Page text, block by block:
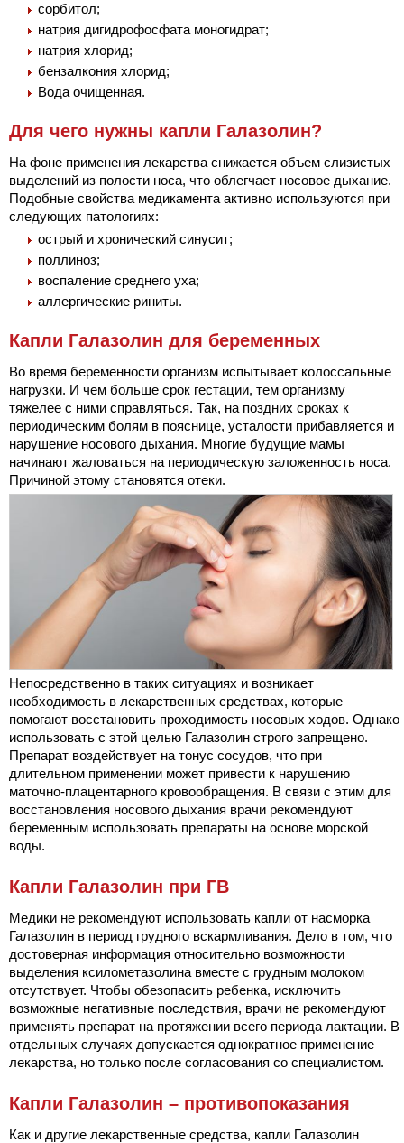
сорбитол;
натрия дигидрофосфата моногидрат;
натрия хлорид;
бензалкония хлорид;
Вода очищенная.
Для чего нужны капли Галазолин?
На фоне применения лекарства снижается объем слизистых
выделений из полости носа, что облегчает носовое дыхание.
Подобные свойства медикамента активно используются при
следующих патологиях:
острый и хронический синусит;
поллиноз;
воспаление среднего уха;
аллергические риниты.
Капли Галазолин для беременных
Во время беременности организм испытывает колоссальные
нагрузки. И чем больше срок гестации, тем организму
тяжелее с ними справляться. Так, на поздних сроках к
периодическим болям в пояснице, усталости прибавляется и
нарушение носового дыхания. Многие будущие мамы
начинают жаловаться на периодическую заложенность носа.
Причиной этому становятся отеки.
Непосредственно в таких ситуациях и возникает
необходимость в лекарственных средствах, которые
помогают восстановить проходимость носовых ходов. Однако
использовать с этой целью Галазолин строго запрещено.
Препарат воздействует на тонус сосудов, что при
длительном применении может привести к нарушению
маточно-плацентарного кровообращения. В связи с этим для
восстановления носового дыхания врачи рекомендуют
беременным использовать препараты на основе морской
воды.
Капли Галазолин при ГВ
Медики не рекомендуют использовать капли от насморка
Галазолин в период грудного вскармливания. Дело в том, что
достоверная информация относительно возможности
выделения ксилометазолина вместе с грудным молоком
отсутствует. Чтобы обезопасить ребенка, исключить
возможные негативные последствия, врачи не рекомендуют
применять препарат на протяжении всего периода лактации. В
отдельных случаях допускается однократное применение
лекарства, но только после согласования со специалистом.
Капли Галазолин – противопоказания
Как и другие лекарственные средства, капли Галазолин